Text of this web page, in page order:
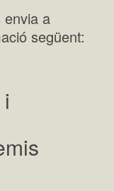
envia a
següent: